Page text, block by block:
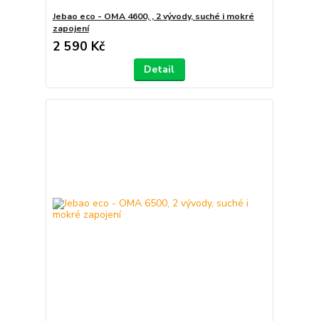
Jebao eco - OMA 4600, , 2 vývody, suché i mokré
zapojení
2 590 Kč
Detail